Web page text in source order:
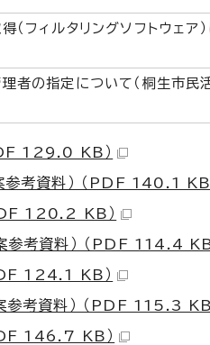
（フィルタリングソフトウェア
者の指定について（桐生市民
129.0 KB）
参考資料） （PDF 140.1 KB
120.2 KB）
参考資料） （PDF 114.4 KB
124.1 KB）
参考資料） （PDF 115.3 KB
146.7 KB）